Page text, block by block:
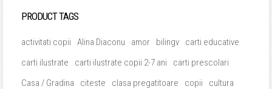
PRODUCT TAGS
activitati copii Alina Diaconu amor bilingv
carti educative
carti ilustrate
carti ilustrate copii 2-7 ani
carti prescolari
Casa / Gradina
citeste clasa pregatitoare copii
cultura